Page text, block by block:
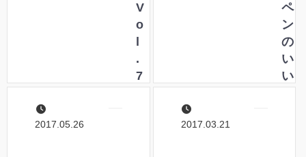
V
o
.
7
ペ
ン
の
い
い
2017.05.26 2017.03.21